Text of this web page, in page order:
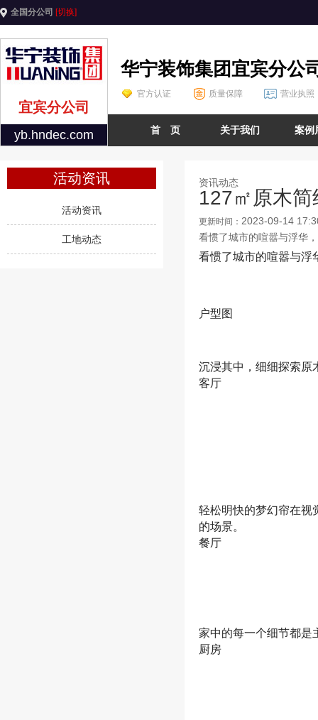
全国分公司 [切换]
宜宾分公司
yb.hndec.com
华宁装饰集团宜宾分公
官方认证 质量保障 营业执照
首 页 关于我们 案例
活动资讯
活动资讯
工地动态
资讯动态
127㎡原木
更新时间： 2023-09-14
看惯了城市的喧嚣与浮华
看惯了城市的喧嚣与浮
户型图
沉浸其中，细细探索原
客厅
轻松明快的梦幻帘在视
的场景。
餐厅
家中的每一个细节都是
厨房